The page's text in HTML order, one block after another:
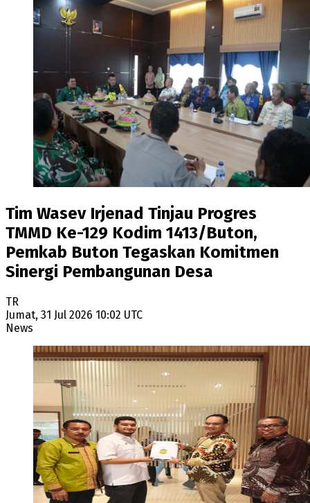
Tim Wasev Irjenad Tinjau Progres
TMMD Ke-129 Kodim 1413/Buton,
Pemkab Buton Tegaskan Komitmen
Sinergi Pembangunan Desa
TR
Jumat, 31 Jul 2026 10:02 UTC
News